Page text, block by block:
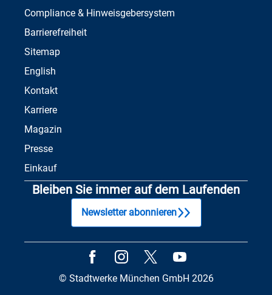
Compliance & Hinweisgebersystem
Barrierefreiheit
Sitemap
English
Kontakt
Karriere
Magazin
Presse
Einkauf